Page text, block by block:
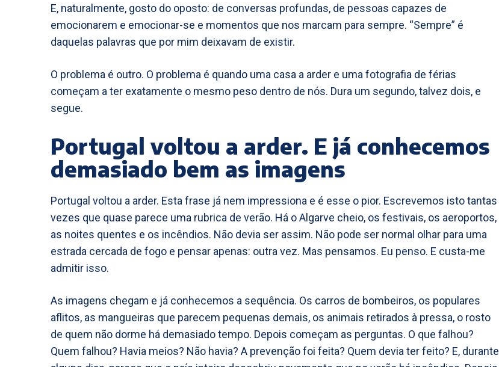
E, naturalmente, gosto do oposto: de conversas profundas, de pessoas capazes de
emocionarem e emocionar-se e momentos que nos marcam para sempre. “Sempre” é
daquelas palavras que por mim deixavam de existir.
O problema é outro. O problema é quando uma casa a arder e uma fotografia de férias
começam a ter exatamente o mesmo peso dentro de nós. Dura um segundo, talvez dois, e
segue.
Portugal voltou a arder. E já conhecemos
demasiado bem as imagens
Portugal voltou a arder. Esta frase já nem impressiona e é esse o pior. Escrevemos isto tantas
vezes que quase parece uma rubrica de verão. Há o Algarve cheio, os festivais, os aeroportos,
as noites quentes e os incêndios. Não devia ser assim. Não pode ser normal olhar para uma
estrada cercada de fogo e pensar apenas: outra vez. Mas pensamos. Eu penso. E custa-me
admitir isso.
As imagens chegam e já conhecemos a sequência. Os carros de bombeiros, os populares
aflitos, as mangueiras que parecem pequenas demais, os animais retirados à pressa, o rosto
de quem não dorme há demasiado tempo. Depois começam as perguntas. O que falhou?
Quem falhou? Havia meios? Não havia? A prevenção foi feita? Quem devia ter feito? E, durante